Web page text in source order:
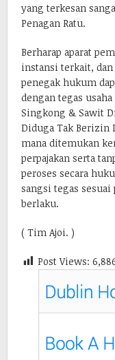
yang terkesan
Penagan Ratu.
Berharap aparat
instansi terkait,
penegak hukum
dengan tegas usaha
Singkong & Sawit
Diduga Tak Berizin
mana ditemukan
perpajakan serta
peroses secara
sangsi tegas sesuai
berlaku.
( Tim Ajoi. )
Post Views: